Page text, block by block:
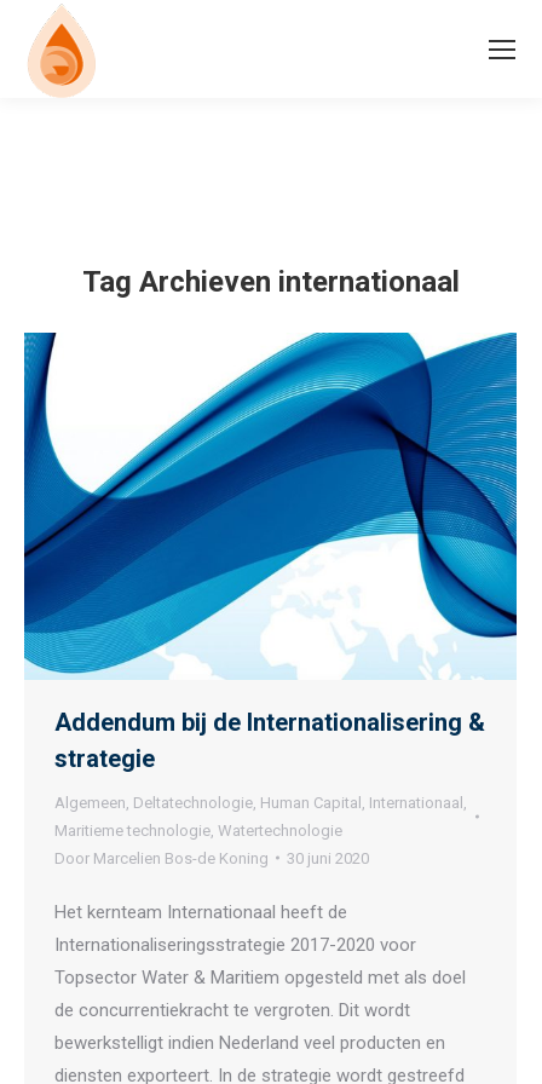
Tag Archieven internationaal
Addendum bij de Internationalisering &
strategie
Algemeen Deltatechnologie Human Capital Internationaal
Maritieme technologie Watertechnologie
Door Marcelien Bos-de Koning 30 juni 2020
Het kernteam Internationaal heeft de
Internationaliseringsstrategie 2017-2020 voor
Topsector Water & Maritiem opgesteld met als doel
de concurrentiekracht te vergroten. Dit wordt
bewerkstelligt indien Nederland veel producten en
diensten exporteert. In de strategie wordt gestreefd